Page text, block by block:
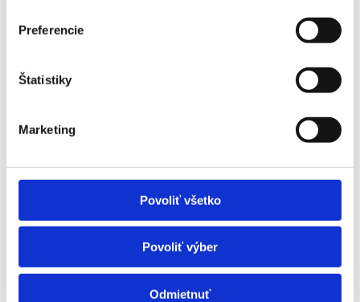
Preferencie
Štatistiky
Marketing
Povoliť všetko
Povoliť výber
Odmietnuť
Fotograf
Kaderníčka
Obsluha čerpacej stanice
Zlatník, klenotník
Inštruktor autoškoly
Lektor, školiteľ
Učiteľ základnej školy
Vychovávateľ